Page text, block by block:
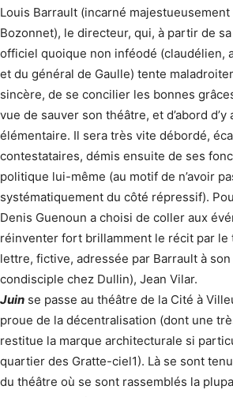
Louis Barrault (incarné majestueusement
Bozonnet), le directeur, qui, à partir de
officiel quoique non inféodé (claudélien,
et du général de Gaulle) tente
sincère, de se concilier les bonnes
vue de sauver son théâtre, et d’abord
élémentaire. Il sera très vite débordé,
contestataires, démis ensuite de ses
politique lui-même (au motif de n’avoir
systématiquement du côté répressif).
Denis Guenoun a choisi de coller aux
réinventer fort brillamment le récit par le
lettre, fictive, adressée par Barrault à
condisciple chez Dullin), Jean Vilar.
Juin se passe au théâtre de la Cité à
proue de la décentralisation (dont une
restitue la marque architecturale si
quartier des Gratte-ciel1). Là se sont
du théâtre où se sont rassemblés la